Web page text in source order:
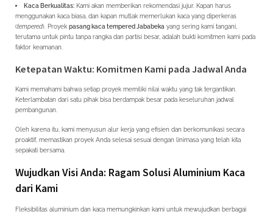
Kaca Berkualitas: Kami akan memberikan rekomendasi jujur. Kapan harus
menggunakan kaca biasa, dan kapan mutlak memerlukan kaca yang diperkeras
(tempered). Proyek pasang kaca tempered Jababeka yang sering kami tangani,
terutama untuk pintu tanpa rangka dan partisi besar, adalah bukti komitmen kami pada
faktor keamanan.
Ketepatan Waktu: Komitmen Kami pada Jadwal Anda
Kami memahami bahwa setiap proyek memiliki nilai waktu yang tak tergantikan.
Keterlambatan dari satu pihak bisa berdampak besar pada keseluruhan jadwal
pembangunan.
Oleh karena itu, kami menyusun alur kerja yang efisien dan berkomunikasi secara
proaktif, memastikan proyek Anda selesai sesuai dengan linimasa yang telah kita
sepakati bersama.
Wujudkan Visi Anda: Ragam Solusi Aluminium Kaca
dari Kami
Fleksibilitas aluminium dan kaca memungkinkan kami untuk mewujudkan berbagai